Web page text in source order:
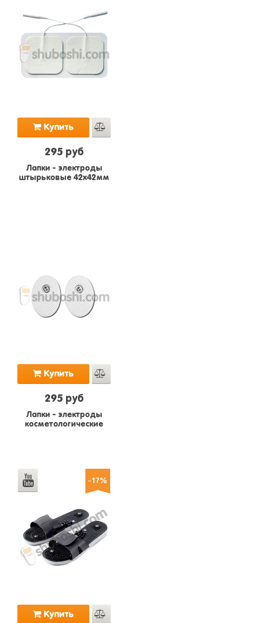
Купить
295 руб
Лапки - электроды
штырьковые 42х42мм
Купить
295 руб
Лапки - электроды
косметологические
-17%
Купить